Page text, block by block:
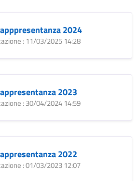
2024
: 11/03/2025 14:28
2023
: 30/04/2024 14:59
2022
: 01/03/2023 12:07